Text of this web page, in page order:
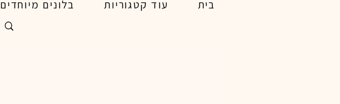
בית
עוד קטגוריות בלונים מיוחדים